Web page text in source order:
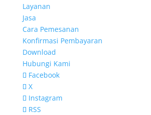
Layanan
Jasa
Cara Pemesanan
Konfirmasi Pembayaran
Download
Hubungi Kami
Facebook
X
Instagram
RSS